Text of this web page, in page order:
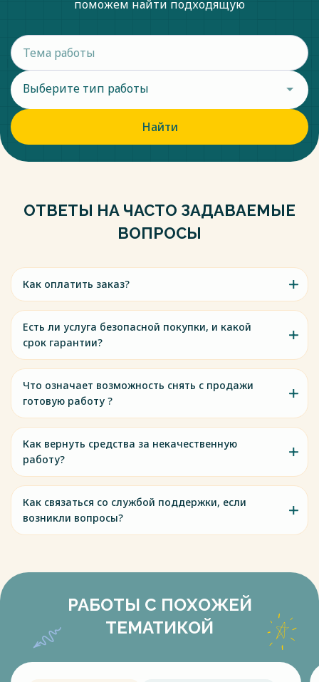
поможем найти подходящую
Выберите тип работы
Найти
ОТВЕТЫ НА ЧАСТО ЗАДАВАЕМЫЕ
ВОПРОСЫ
Как оплатить заказ?
Есть ли услуга безопасной покупки, и какой
срок гарантии?
Что означает возможность снять с продажи
готовую работу ?
Как вернуть средства за некачественную
работу?
Как связаться со службой поддержки, если
возникли вопросы?
РАБОТЫ С ПОХОЖЕЙ
ТЕМАТИКОЙ